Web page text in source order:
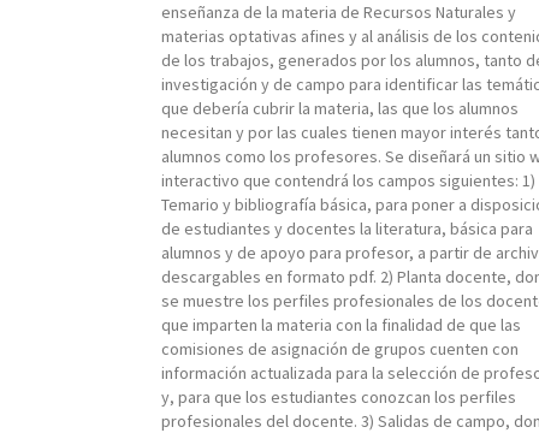
enseñanza de la materia de Recursos Naturales y
materias optativas afines y al análisis de los
de los trabajos, generados por los alumnos, tanto
investigación y de campo para identificar las
que debería cubrir la materia, las que los alumnos
necesitan y por las cuales tienen mayor interés
alumnos como los profesores. Se diseñará un sitio
interactivo que contendrá los campos siguientes: 1)
Temario y bibliografía básica, para poner a
de estudiantes y docentes la literatura, básica para
alumnos y de apoyo para profesor, a partir de
descargables en formato pdf. 2) Planta docente,
se muestre los perfiles profesionales de los
que imparten la materia con la finalidad de que las
comisiones de asignación de grupos cuenten con
información actualizada para la selección de
y, para que los estudiantes conozcan los perfiles
profesionales del docente. 3) Salidas de campo,